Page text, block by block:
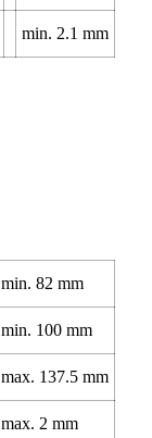
min. 2.1mm
min. 82mm
min. 100mm
max. 137.5mm
max. 2mm